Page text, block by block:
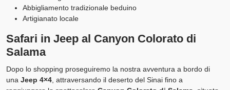
Abbigliamento tradizionale beduino
Artigianato locale
Safari in Jeep al Canyon Colorato di
Salama
Dopo lo shopping proseguiremo la nostra avventura a bordo di
una Jeep 4×4 , attraversando il deserto del Sinai fino a